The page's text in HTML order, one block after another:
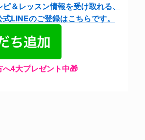
＆レッスン情報を受け取れる、
LINEのご登録はこちらです。
へ4大プレゼント中🎁